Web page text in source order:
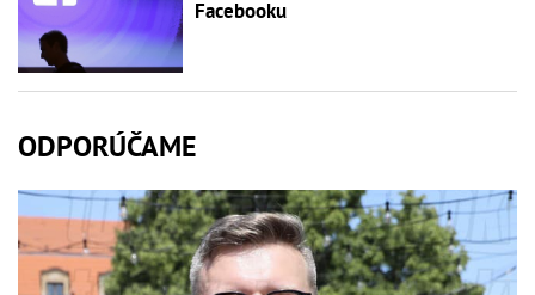
Facebooku
ODPORÚČAME